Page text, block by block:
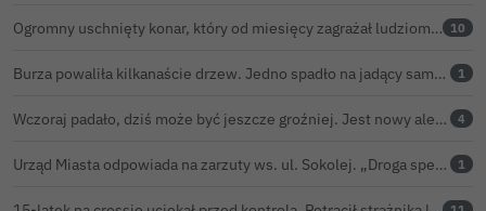
Ogromny uschnięty konar, który od miesięcy zagrażał ludziom w Bolesławcu, wycięty 10
Burza powaliła kilkanaście drzew. Jedno spadło na jadący samochód 1
Wczoraj padało, dziś może być jeszcze groźniej. Jest nowy alert IMGW 4
Urząd Miasta odpowiada na zarzuty ws. ul. Sokolej. „Droga spełnia wszystkie normy” 1